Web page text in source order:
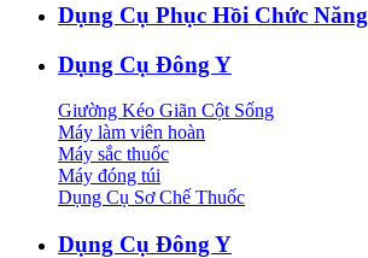
Dụng Cụ Phục Hồi Chức Năng
Dụng Cụ Đông Y
Giường Kéo Giãn Cột Sống
Máy làm viên hoàn
Máy sắc thuốc
Máy đóng túi
Dụng Cụ Sơ Chế Thuốc
Dụng Cụ Đông Y